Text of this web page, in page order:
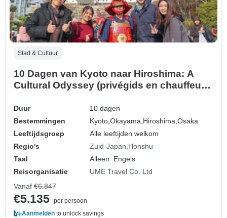
Stad & Cultuur
10 Dagen van Kyoto naar Hiroshima: A
Cultural Odyssey (privégids en chauffeur)
Duur
10 dagen
Bestemmingen
Kyoto,Okayama, Hiroshima,Osaka
Leeftijdsgroep
Alle leeftijden welkom
Regio's
Zuid-Japan Honshu
Taal
Alleen: Engels
Reisorganisatie
UME Travel Co. Ltd
Vanaf €6.847
€5.135 per persoon
Aanmelden to unlock savings